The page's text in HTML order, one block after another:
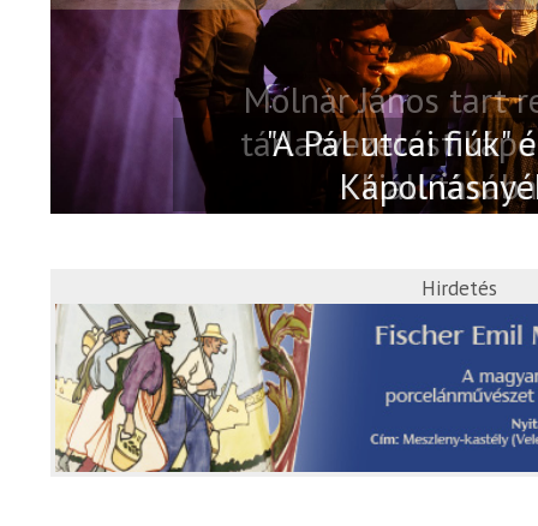
Molnár János tart
tárlatvezetést
Hirdetés